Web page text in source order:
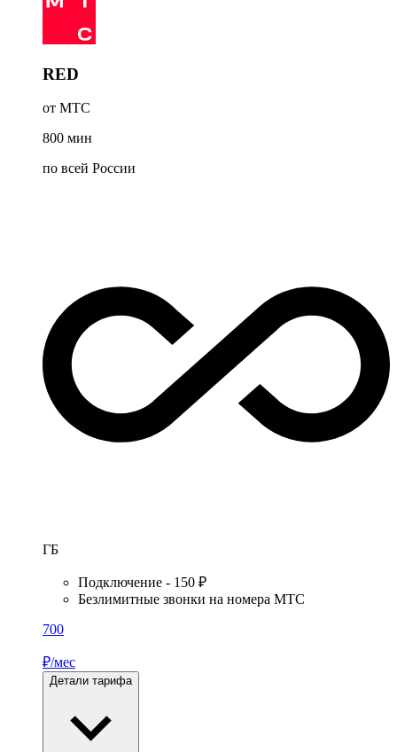
RED
от МТС
800 мин
по всей России
ГБ
Подключение - 150 ₽
Безлимитные звонки на номера МТС
700
₽/мес
Детали тарифа